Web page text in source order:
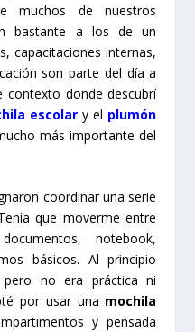
muchos de nuestros
bastante a los de un
capacitaciones internas,
son parte del día a
contexto donde descubrí
escolary el plumón
más importante del
coordinar una serie
que moverme entre
notebook,
básicos. Al principio
no era práctica ni
por usar una mochila
y pensada